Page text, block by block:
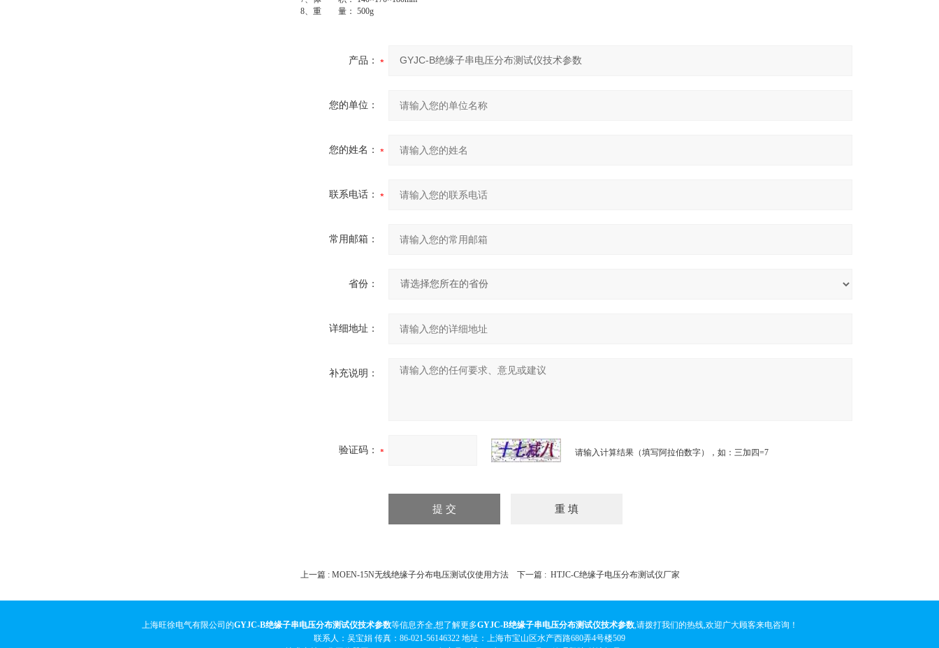
8、重 量： 500g
产品：
您的单位：
您的姓名：
联系电话：
常用邮箱：
省份：
详细地址：
补充说明：
验证码： 请输入计算结果（填写阿拉伯数字），如：三加四=7
上一篇 : MOEN-15N无线绝缘子分布电压测试仪使用方法 下一篇 : HTJC-C绝缘子电压分布测试仪厂家
上海旺徐电气有限公司的GYJC-B绝缘子串电压分布测试仪技术参数等信息齐全,想了解更多GYJC-B绝缘子串电压分布测试仪技术参数,请拨打我们的热线,欢迎广大顾客来电咨询！
联系人：吴宝娟 传真：86-021-56146322 地址：上海市宝山区水产西路680弄4号楼509